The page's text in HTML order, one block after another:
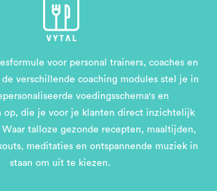
voor personal trainers, coaches en
verschillende coaching modules stel je in
voedingsschema's en
op, die je voor je klanten direct inzichtelijk
Waar talloze gezonde recepten, maaltijden,
meditaties en ontspannende muziek in
staan om uit te kiezen.